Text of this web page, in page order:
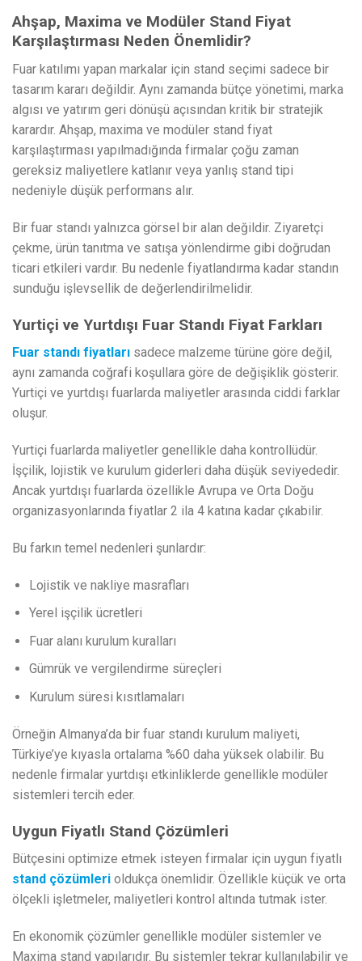
Ahşap, Maxima ve Modüler Stand Fiyat
Karşılaştırması Neden Önemlidir?
Fuar katılımı yapan markalar için stand seçimi sadece bir
tasarım kararı değildir. Aynı zamanda bütçe yönetimi, marka
algısı ve yatırım geri dönüşü açısından kritik bir stratejik
karardır. Ahşap, maxima ve modüler stand fiyat
karşılaştırması yapılmadığında firmalar çoğu zaman
gereksiz maliyetlere katlanır veya yanlış stand tipi
nedeniyle düşük performans alır.
Bir fuar standı yalnızca görsel bir alan değildir. Ziyaretçi
çekme, ürün tanıtma ve satışa yönlendirme gibi doğrudan
ticari etkileri vardır. Bu nedenle fiyatlandırma kadar standın
sunduğu işlevsellik de değerlendirilmelidir.
Yurtiçi ve Yurtdışı Fuar Standı Fiyat Farkları
Fuar standı fiyatları sadece malzeme türüne göre değil,
aynı zamanda coğrafi koşullara göre de değişiklik gösterir.
Yurtiçi ve yurtdışı fuarlarda maliyetler arasında ciddi farklar
oluşur.
Yurtiçi fuarlarda maliyetler genellikle daha kontrollüdür.
İşçilik, lojistik ve kurulum giderleri daha düşük seviyededir.
Ancak yurtdışı fuarlarda özellikle Avrupa ve Orta Doğu
organizasyonlarında fiyatlar 2 ila 4 katına kadar çıkabilir.
Bu farkın temel nedenleri şunlardır:
Lojistik ve nakliye masrafları
Yerel işçilik ücretleri
Fuar alanı kurulum kuralları
Gümrük ve vergilendirme süreçleri
Kurulum süresi kısıtlamaları
Örneğin Almanya’da bir fuar standı kurulum maliyeti,
Türkiye’ye kıyasla ortalama %60 daha yüksek olabilir. Bu
nedenle firmalar yurtdışı etkinliklerde genellikle modüler
sistemleri tercih eder.
Uygun Fiyatlı Stand Çözümleri
Bütçesini optimize etmek isteyen firmalar için uygun fiyatlı
stand çözümleri oldukça önemlidir. Özellikle küçük ve orta
ölçekli işletmeler, maliyetleri kontrol altında tutmak ister.
En ekonomik çözümler genellikle modüler sistemler ve
Maxima stand yapılarıdır. Bu sistemler tekrar kullanılabilir ve